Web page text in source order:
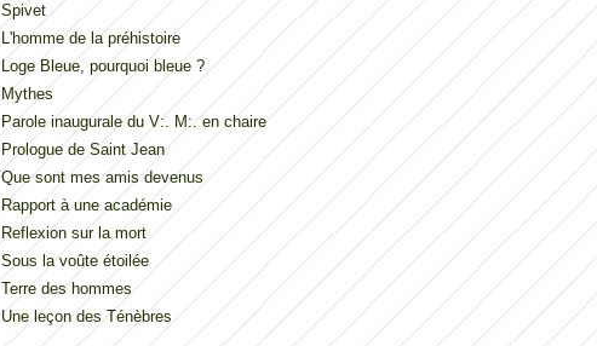
Spivet
L'homme de la préhistoire
Loge Bleue, pourquoi bleue ?
Mythes
Parole inaugurale du V:. M:. en chaire
Prologue de Saint Jean
Que sont mes amis devenus
Rapport à une académie
Reflexion sur la mort
Sous la voûte étoilée
Terre des hommes
Une leçon des Ténèbres